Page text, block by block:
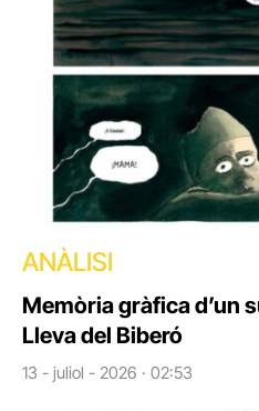
ANÀLISI
Memòria gràfica d’un
Lleva del Biberó
13 - juliol - 2026 · 02:53